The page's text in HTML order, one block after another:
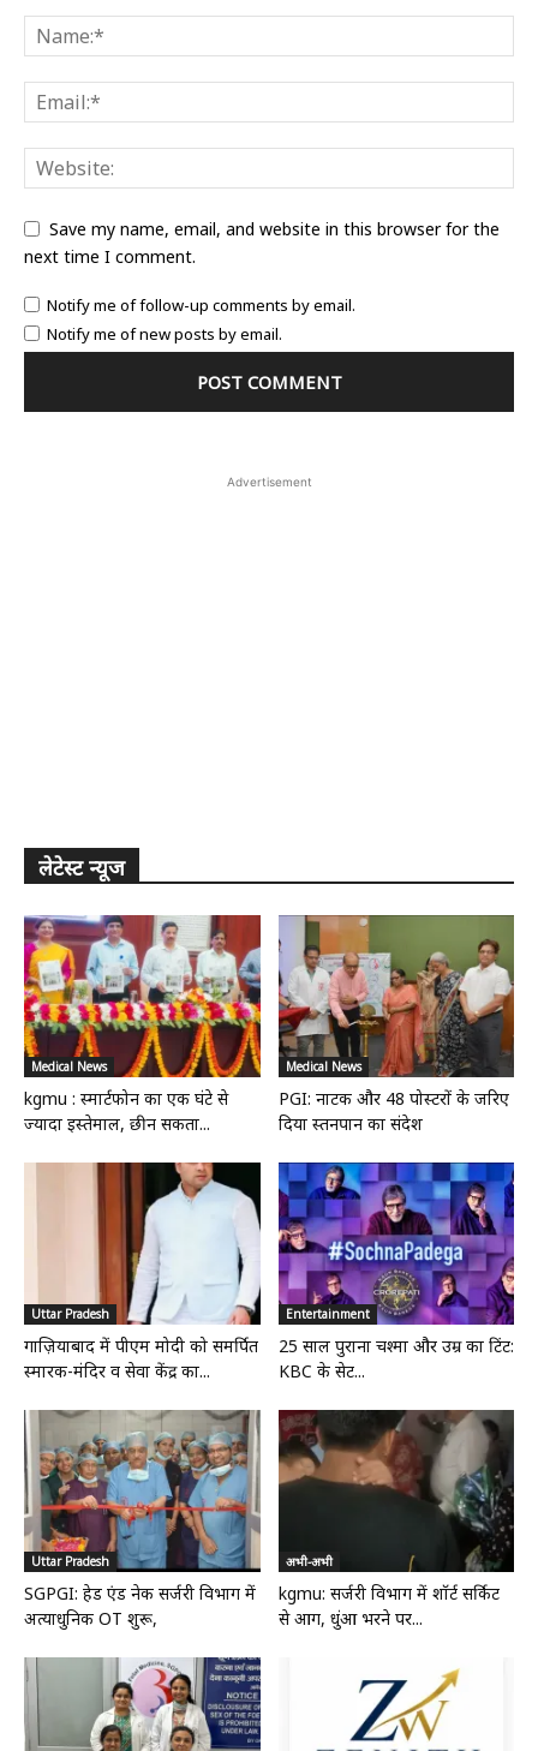
Save my name, email, and website in this browser for the
next time I comment.
Notify me of follow-up comments by email.
Notify me of new posts by email.
Advertisement
लेटेस्ट न्यूज
Medical News
kgmu : स्मार्टफोन का एक घंटे से
ज्यादा इस्तेमाल, छीन सकता...
Medical News
PGI: नाटक और 48 पोस्टरों के जरिए
दिया स्तनपान का संदेश
Uttar Pradesh
गाज़ियाबाद में पीएम मोदी को समर्पित
स्मारक-मंदिर व सेवा केंद्र का...
Entertainment
25 साल पुराना चश्मा और उम्र का टिंट:
KBC के सेट...
Uttar Pradesh
SGPGI: हेड एंड नेक सर्जरी विभाग में
अत्याधुनिक OT शुरू,
अभी-अभी
kgmu: सर्जरी विभाग में शॉर्ट सर्किट
से आग, धुंआ भरने पर...